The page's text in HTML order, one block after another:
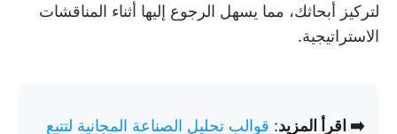
لتركيز أبحاثك، مما يسهل الرجوع إليها أثناء المناقشات
الاستراتيجية.
➡️ اقرأ المزيد: قوالب تحليل الصناعة المجانية لتتبع